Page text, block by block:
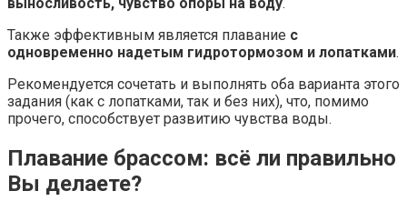
Также эффективным является плавание с
одновременно надетым гидротормозом и лопатками.
Рекомендуется сочетать и выполнять оба варианта этого
задания (как с лопатками, так и без них), что, помимо
прочего, способствует развитию чувства воды.
Плавание брассом: всё ли правильно
Вы делаете?